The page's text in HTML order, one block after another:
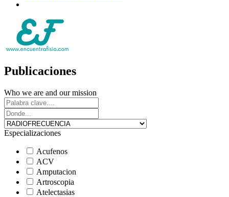
Publicaciones
Who we are and our mission
Especializaciones
Acufenos
ACV
Amputacion
Artroscopia
Atelectasias